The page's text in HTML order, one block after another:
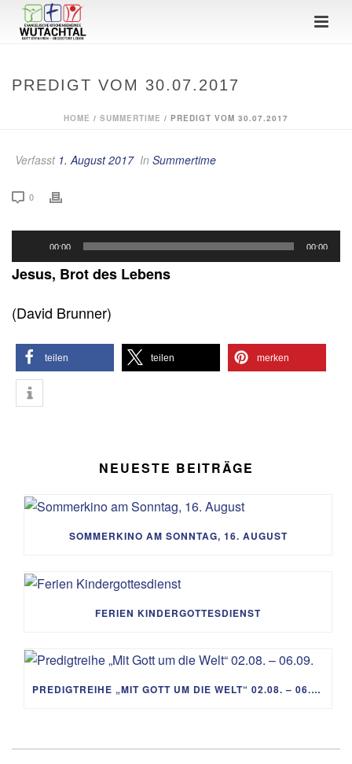
PREDIGT VOM 30.07.2017
HOME / SUMMERTIME / PREDIGT VOM 30.07.2017
Verfasst 1. August 2017 In Summertime
0
Player
00:00 00:00
Jesus, Brot des Lebens
(David Brunner)
teilen teilen merken
NEUESTE BEITRÄGE
SOMMERKINO AM SONNTAG, 16. AUGUST
FERIEN KINDERGOTTESDIENST
PREDIGTREIHE „MIT GOTT UM DIE WELT“ 02.08. – 06.09.